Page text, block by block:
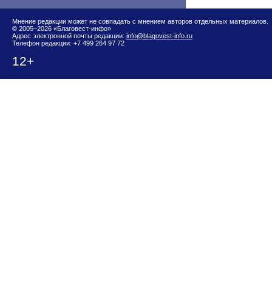
Мнение редакции может не совпадать с мнением авторов отдельных материалов.
© 2005–2026 «Благовест-инфо»
Адрес электронной почты редакции: info@blagovest-info.ru
Телефон редакции: +7 499 264 97 72
12+